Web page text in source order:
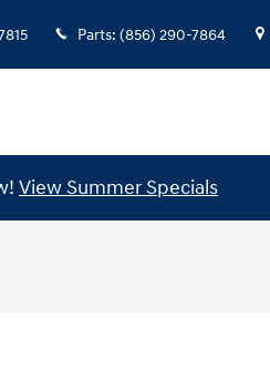
Parts: (856) 290-7864
View Summer Specials